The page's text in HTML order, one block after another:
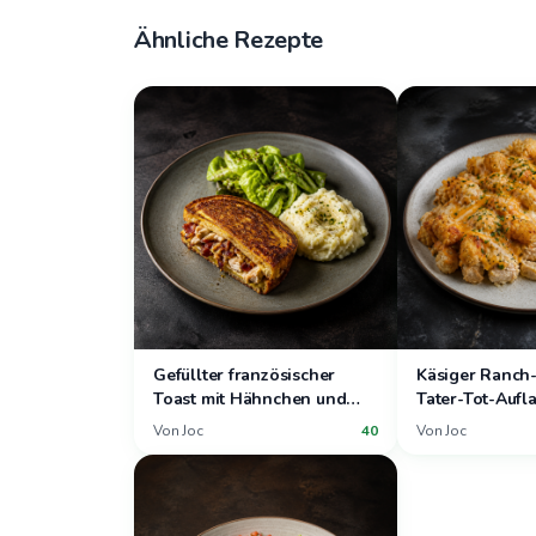
Ähnliche Rezepte
Gefüllter französischer
Toast mit Hähnchen und
Speck, Buttersalat und
Von Joc 40
Käsiger
Tater-Tot-
Erdbeer-
Von Joc